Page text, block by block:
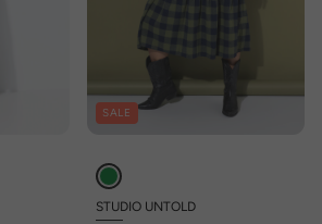
SALE
STUDIO UNTOLD